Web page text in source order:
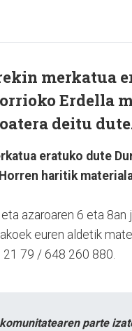
merkatua
Erdella
deitu
eratuko dute
haritik
azaroaren 6 eta
euren aldetik
79 / 648 260 880.
parte